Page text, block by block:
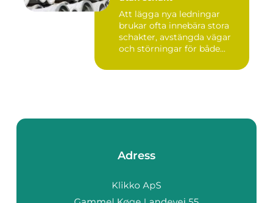
Att lägga nya ledningar
brukar ofta innebära stora
schakter, avstängda vägar
och störningar för både...
Adress